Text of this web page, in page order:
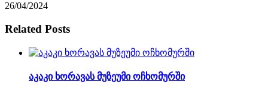
26/04/2024
Related Posts
აკაკი ხორავას მუზეუმი ოჩხომურში